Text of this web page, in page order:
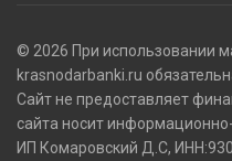
© 2026 При использовании
krasnodarbanki.ru
Сайт не предоставляет
сайта носит
ИП Комаровский Д.С,